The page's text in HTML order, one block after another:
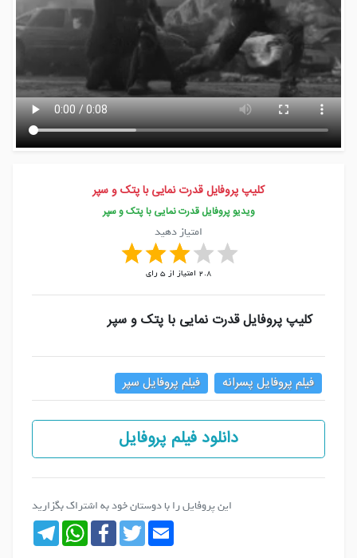
کلیپ پروفایل قدرت نمایی با پتک و سپر
ویدیو پروفایل قدرت نمایی با پتک و سپر
امتیاز دهید
2.8 امتیاز از5رای
کلیپ پروفایل قدرت نمایی با پتک و سپر
فیلم پروفایل پسرانه فیلم پروفایل سپر
دانلود فیلم پروفایل
این پروفایل را با دوستان خود به اشتراک بگزارید
Telegram
WhatsAppFacebookTwitterEmail